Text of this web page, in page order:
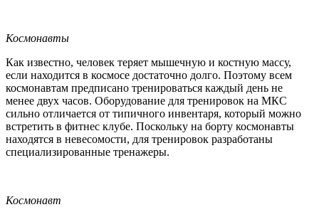
Космонавты
Как известно, человек теряет мышечную и костную массу,
если находится в космосе достаточно долго. Поэтому всем
космонавтам предписано тренироваться каждый день не
менее двух часов. Оборудование для тренировок на МКС
сильно отличается от типичного инвентаря, который можно
встретить в фитнес клубе. Поскольку на борту космонавты
находятся в невесомости, для тренировок разработаны
специализированные тренажеры.
Космонавт